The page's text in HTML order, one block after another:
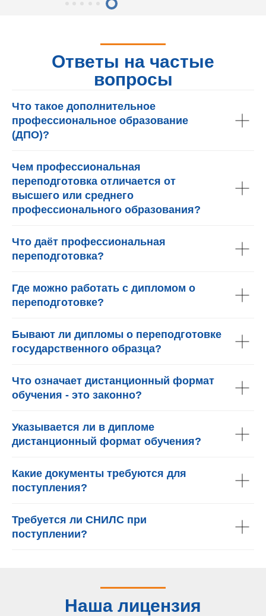
Ответы на частые
вопросы
Что такое дополнительное
профессиональное образование
(ДПО)?
Чем профессиональная
переподготовка отличается от
высшего или среднего
профессионального образования?
Что даёт профессиональная
переподготовка?
Где можно работать с дипломом о
переподготовке?
Бывают ли дипломы о переподготовке
государственного образца?
Что означает дистанционный формат
обучения - это законно?
Указывается ли в дипломе
дистанционный формат обучения?
Какие документы требуются для
поступления?
Требуется ли СНИЛС при
поступлении?
Наша лицензия